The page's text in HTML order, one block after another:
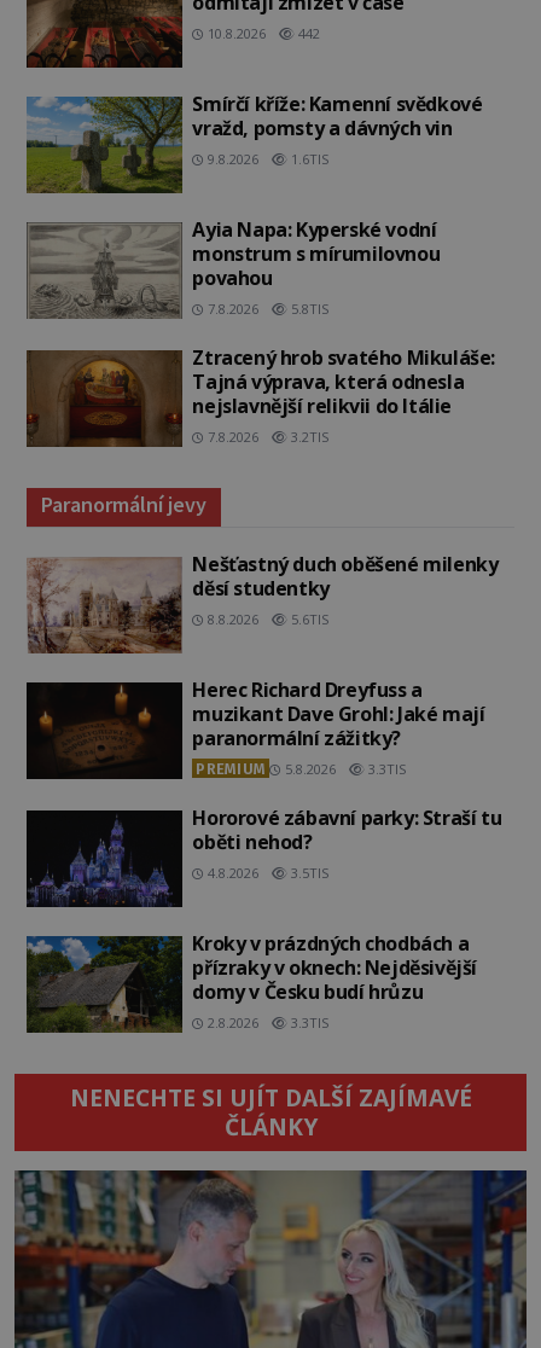
10.8.2026 442
Smírčí kříže: Kamenní svědkové
vražd, pomsty a dávných vin
9.8.2026 1.6TIS
Ayia Napa: Kyperské vodní
monstrum s mírumilovnou
povahou
7.8.2026 5.8TIS
Ztracený hrob svatého Mikuláše:
Tajná výprava, která odnesla
nejslavnější relikvii do Itálie
7.8.2026 3.2TIS
Paranormální jevy
Nešťastný duch oběšené milenky
děsí studentky
8.8.2026 5.6TIS
Herec Richard Dreyfuss a
muzikant Dave Grohl: Jaké mají
paranormální zážitky?
PREMIUM 5.8.2026 3.3TIS
Hororové zábavní parky: Straší tu
oběti nehod?
4.8.2026 3.5TIS
Kroky v prázdných chodbách a
přízraky v oknech: Nejděsivější
domy v Česku budí hrůzu
2.8.2026 3.3TIS
NENECHTE SI UJÍT DALŠÍ ZAJÍMAVÉ
ČLÁNKY